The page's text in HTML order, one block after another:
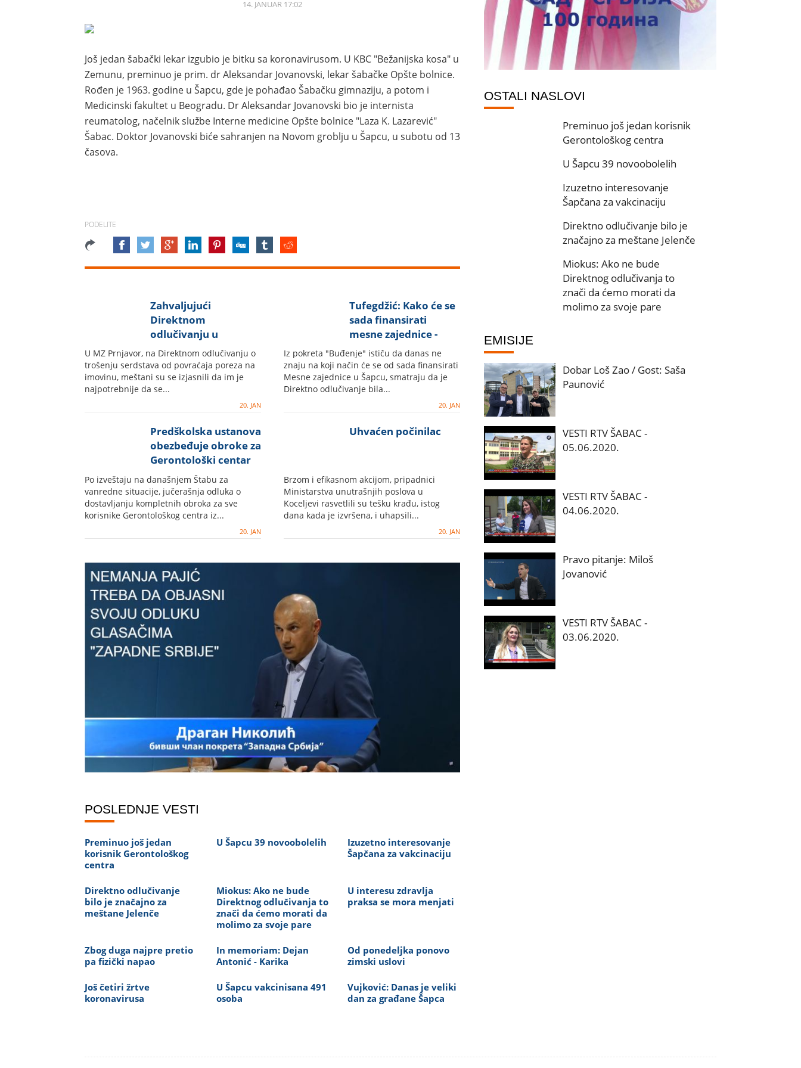
14. JANUAR 17:02
Još jedan šabački lekar izgubio je bitku sa koronavirusom. U KBC "Bežanijska kosa" u
Zemunu, preminuo je prim. dr Aleksandar Jovanovski, lekar šabačke Opšte bolnice.
Rođen je 1963. godine u Šapcu, gde je pohađao Šabačku gimnaziju, a potom i
Medicinski fakultet u Beogradu. Dr Aleksandar Jovanovski bio je internista
reumatolog, načelnik službe Interne medicine Opšte bolnice "Laza K. Lazarević"
Šabac. Doktor Jovanovski biće sahranjen na Novom groblju u Šapcu, u subotu od 13
časova.
PODELITE
Zahvaljujući
Direktnom
odlučivanju u
Prnjavoru asfaltirane
ulice, uređen centar i
igrađeni trotoari
U MZ Prnjavor, na Direktnom odlučivanju o
trošenju serdstava od povraćaja poreza na
imovinu, meštani su se izjasnili da im je
najpotrebnije da se...
20. JAN
Tufegdžić: Kako će se
sada finansirati
mesne zajednice -
pitanje je na koje ne
možemo da dobijemo
odgovor
Iz pokreta "Buđenje" ističu da danas ne
znaju na koji način će se od sada finansirati
Mesne zajednice u Šapcu, smatraju da je
Direktno odlučivanje bila...
20. JAN
Predškolska ustanova
obezbeđuje obroke za
Gerontološki centar
Po izveštaju na današnjem Štabu za
vanredne situacije, jučerašnja odluka o
dostavljanju kompletnih obroka za sve
korisnike Gerontološkog centra iz...
20. JAN
Uhvaćen počinilac
Brzom i efikasnom akcijom, pripadnici
Ministarstva unutrašnjih poslova u
Koceljevi rasvetlili su tešku krađu, istog
dana kada je izvršena, i uhapsili...
20. JAN
POSLEDNJE VESTI
Preminuo još jedan
korisnik Gerontološkog
centra
U Šapcu 39 novoobolelih
Izuzetno interesovanje
Šapčana za vakcinaciju
Direktno odlučivanje
bilo je značajno za
meštane Jelenče
Miokus: Ako ne bude
Direktnog odlučivanja to
znači da ćemo morati da
molimo za svoje pare
U interesu zdravlja
praksa se mora menjati
Zbog duga najpre pretio
pa fizički napao
In memoriam: Dejan
Antonić - Karika
Od ponedeljka ponovo
zimski uslovi
Još četiri žrtve
koronavirusa
U Šapcu vakcinisana 491
osoba
Vujković: Danas je veliki
dan za građane Šapca
OSTALI NASLOVI
Preminuo još jedan korisnik
Gerontološkog centra
U Šapcu 39 novoobolelih
Izuzetno interesovanje
Šapčana za vakcinaciju
Direktno odlučivanje bilo je
značajno za meštane Jelenče
Miokus: Ako ne bude
Direktnog odlučivanja to
znači da ćemo morati da
molimo za svoje pare
EMISIJE
Dobar Loš Zao / Gost: Saša
Paunović
VESTI RTV ŠABAC -
05.06.2020.
VESTI RTV ŠABAC -
04.06.2020.
Pravo pitanje: Miloš
Jovanović
VESTI RTV ŠABAC -
03.06.2020.